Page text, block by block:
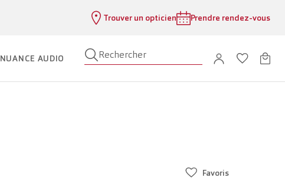
Trouver un opticien Prendre rendez-vous
NUANCE AUDIO Rechercher
Favoris